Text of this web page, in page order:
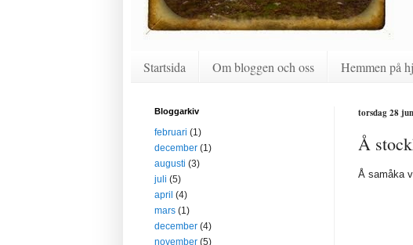
Startsida Om bloggen och oss Hemmen på
torsdag 28
Å
Å samåka
Bloggarkiv
februari (1)
december (1)
augusti (3)
juli (5)
april (4)
mars (1)
december (4)
november (5)